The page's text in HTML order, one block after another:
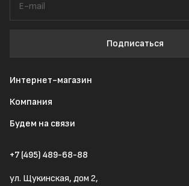
Подписаться
Интернет-магазин
Компания
Будем на связи
+7 (495) 489-68-88
ул. Щукинская, дом 2,